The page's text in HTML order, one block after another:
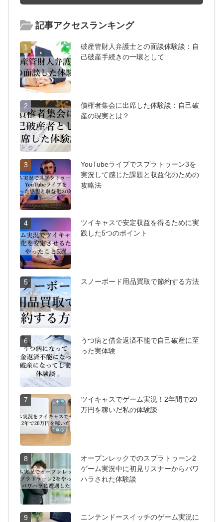
記事アクセスランキング
1
破産管財人弁護士との面談体験談：自
己破産手続きの一環として
2
債権者集会に出席した体験談：自己破
産の現実とは？
3
YouTubeライブでスプラトゥーン3を
実況して感じた課題と収益化のための
攻略法
4
ツイキャスで安定収益を得るために実
践した5つのポイント
5 スノーボード用品買取で節約する方法
6
うつ病と借金返済不能で自己破産に至
った実体験
7
ツイキャスでゲーム実況！2年間で20
万円を稼いだ私の体験談
8
オープンレックでのスプラトゥーン2
ゲーム実況中に初見リスナーからパワ
ハラされた体験談
9
ニンテンドースイッチのゲーム実況に